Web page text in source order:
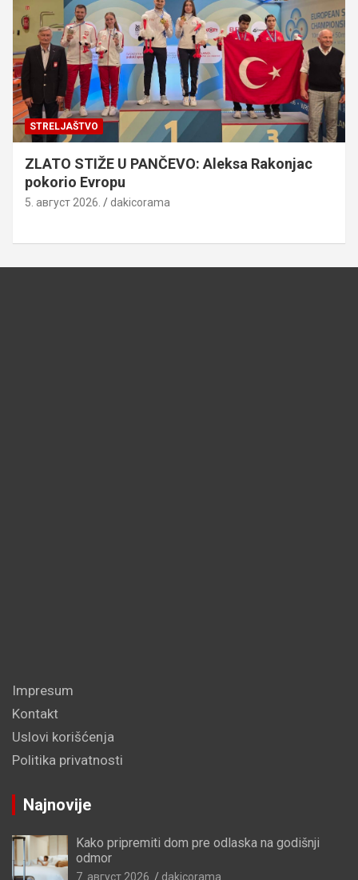
STRELJAŠTVO
ZLATO STIŽE U PANČEVO: Aleksa Rakonjac
pokorio Evropu
5. август 2026. dakicorama
Impresum
Kontakt
Uslovi korišćenja
Politika privatnosti
Najnovije
Kako pripremiti dom pre odlaska na godišnji
odmor
7. август 2026. dakicorama